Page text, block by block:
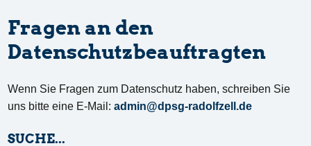
Fragen an den
Datenschutzbeauftragten
Wenn Sie Fragen zum Datenschutz haben, schreiben Sie
uns bitte eine E-Mail:admin@dpsg-radolfzell.de
SUCHE...